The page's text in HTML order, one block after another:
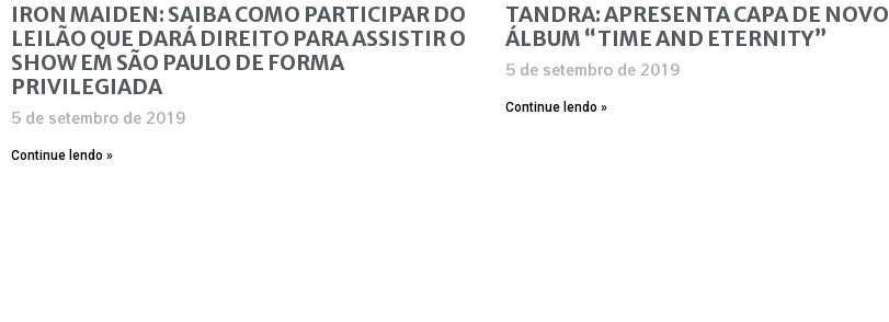
IRON MAIDEN: SAIBA COMO PARTICIPAR DO
LEILÃO QUE DARÁ DIREITO PARA ASSISTIR O
SHOW EM SÃO PAULO DE FORMA
PRIVILEGIADA
5 de setembro de 2019
Continue lendo »
TANDRA: APRESENTA CAPA DE NOVO
ÁLBUM “TIME AND ETERNITY”
5 de setembro de 2019
Continue lendo »